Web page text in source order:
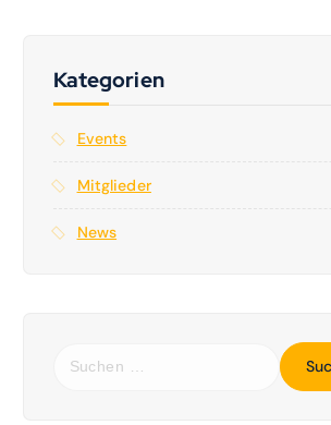
Kategorien
Events
Mitglieder
News